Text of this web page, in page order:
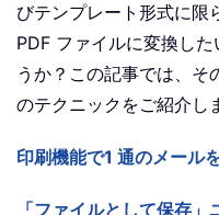
びテンプレート形式に限
PDF ファイルに変換し
うか？この記事では、
のテクニックをご紹介し
印刷機能で1 通のメール
「ファイルとして保存